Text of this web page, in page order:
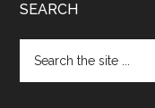
SEARCH
the